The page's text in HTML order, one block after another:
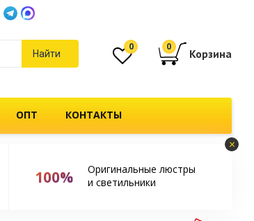
Найти
0 0
Корзина
ОПТ КОНТАКТЫ
×
100%
Оригинальные люстры
и светильники